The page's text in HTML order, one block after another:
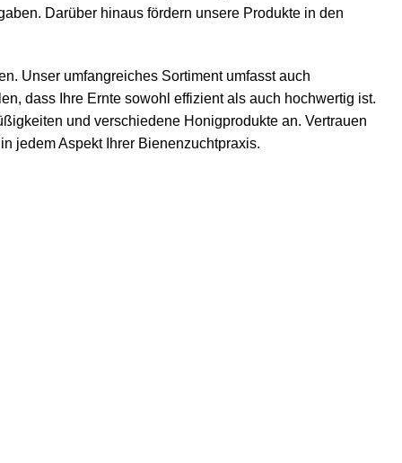
Darüber hinaus fördern unsere Produkte in den
Unser umfangreiches Sortiment umfasst auch
dass Ihre Ernte sowohl effizient als auch hochwertig ist.
und verschiedene Honigprodukte an. Vertrauen
jedem Aspekt Ihrer Bienenzuchtpraxis.